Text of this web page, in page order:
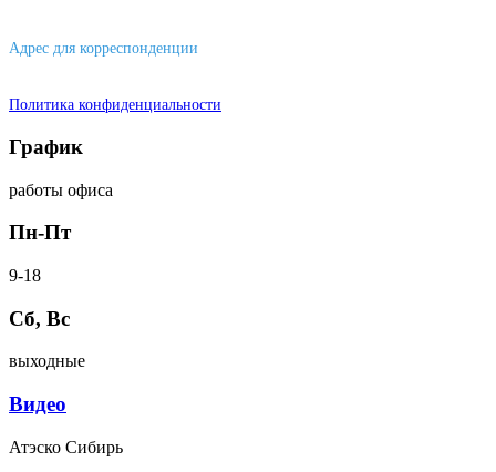
Адрес для корреспонденции
Политика конфиденциальности
График
работы офиса
Пн-Пт
9-18
Сб, Вс
выходные
Видео
Атэско Сибирь